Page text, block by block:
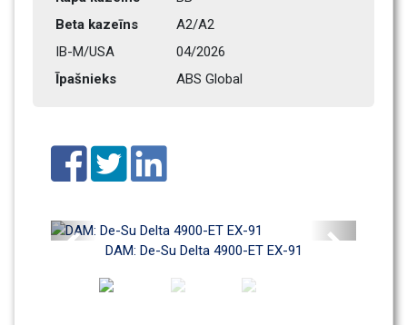
Beta kazeīns
A2/A2
IB-M/USA
04/2026
Īpašnieks
ABS Global
DAM: De-Su Delta 4900-ET EX-91
Previous